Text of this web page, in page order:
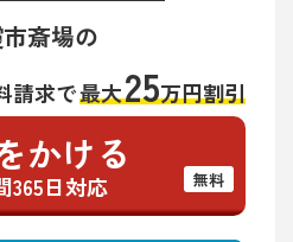
斎場の
請求で最大25万円割引
かける
365日対応 無料